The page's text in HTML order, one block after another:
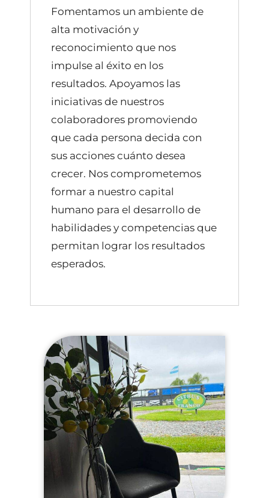
Fomentamos un ambiente de
alta motivación y
reconocimiento que nos
impulse al éxito en los
resultados. Apoyamos las
iniciativas de nuestros
colaboradores promoviendo
que cada persona decida con
sus acciones cuánto desea
crecer. Nos comprometemos
formar a nuestro capital
humano para el desarrollo de
habilidades y competencias que
permitan lograr los resultados
esperados.